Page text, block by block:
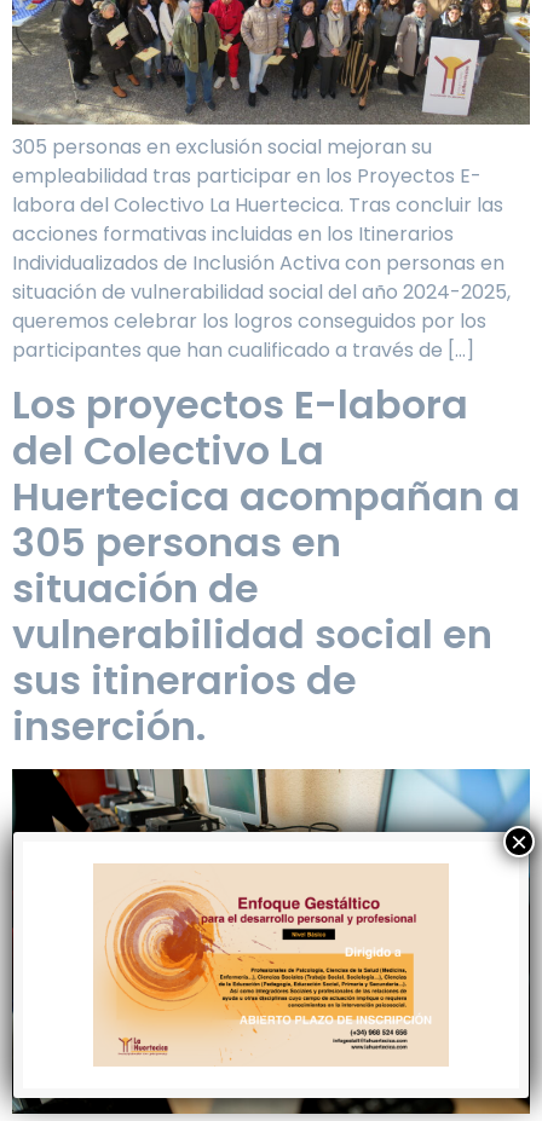
305 personas en exclusión social mejoran su
empleabilidad tras participar en los Proyectos E-
labora del Colectivo La Huertecica. Tras concluir las
acciones formativas incluidas en los Itinerarios
Individualizados de Inclusión Activa con personas en
situación de vulnerabilidad social del año 2024-2025,
queremos celebrar los logros conseguidos por los
participantes que han cualificado a través de […]
Los proyectos E-labora
del Colectivo La
Huertecica acompañan a
305 personas en
situación de
vulnerabilidad social en
sus itinerarios de
inserción.